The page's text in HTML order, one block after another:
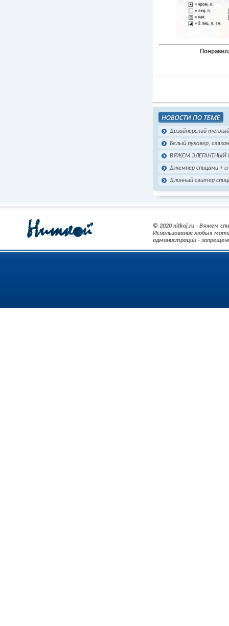
Дизайнерский
Белый пуловер,
ВЯЖЕМ ЭЛЕГАНТНЫЙ
Джемпер спицами +
Длинный свитер
© 2020 nitkoj.ru - Вяжем
Использование любых
администрации -